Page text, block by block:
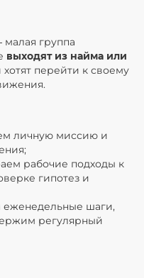
группа
выходят из найма или
хотят перейти к своему
личную миссию и
рабочие подходы к
гипотез и
шаги,
регулярный